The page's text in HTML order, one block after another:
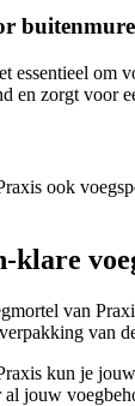
essentieel om
en zorgt voor
ook
klare
van
van
kun je
jouw